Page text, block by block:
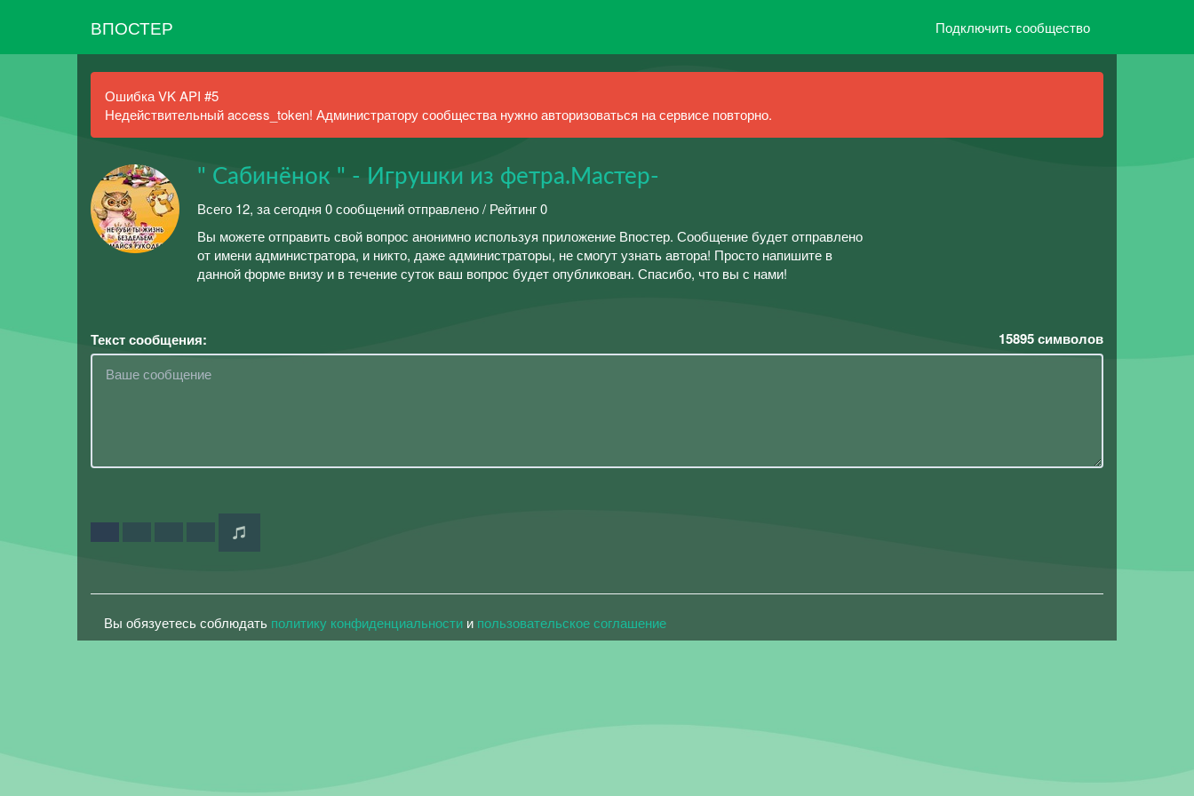
ВПОСТЕР Подключить сообщество
Ошибка VK API #5
Недействительный access_token! Администратору сообщества нужно авторизоваться на сервисе повторно.
" Сабинёнок " - Игрушки из фетра.Мастер-
Всего 12, за сегодня 0 сообщений отправлено / Рейтинг 0
Вы можете отправить свой вопрос анонимно используя приложение Впостер. Сообщение будет отправлено
от имени администратора, и никто, даже администраторы, не смогут узнать автора! Просто напишите в
данной форме внизу и в течение суток ваш вопрос будет опубликован. Спасибо, что вы с нами!
Текст сообщения: 15895символов
Вы обязуетесь соблюдать политику конфиденциальности и пользовательское соглашение